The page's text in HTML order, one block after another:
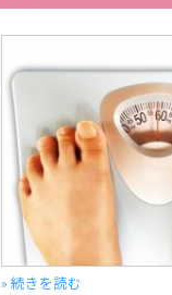
» 続きを読む